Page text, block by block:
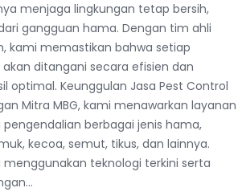
menjaga lingkungan tetap bersih,
gangguan hama. Dengan tim ahli
kami memastikan bahwa setiap
ditangani secara efisien dan
optimal. Keunggulan Jasa Pest Control
Mitra MBG, kami menawarkan layanan
berbagai jenis hama,
kecoa, semut, tikus, dan lainnya.
menggunakan teknologi terkini serta